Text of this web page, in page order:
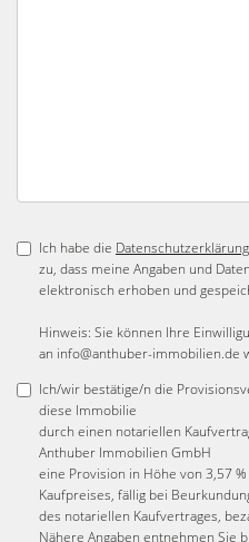
Ich habe die Datenschutzerklärung
zu, dass meine Angaben und
elektronisch erhoben und
Hinweis: Sie können Ihre
an info@anthuber-immobilien.de
Ich/wir bestätige/n die
diese Immobilie
durch einen notariellen
Anthuber Immobilien GmbH
eine Provision in Höhe von 3,57
Kaufpreises, fällig bei
des notariellen Kaufvertrages,
Nähere Angaben entnehmen Sie